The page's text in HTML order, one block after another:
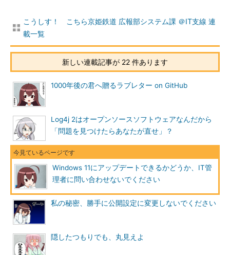
さて、TPMには物理的なチップの他に、CPUのファームウェ
アに実装された「fTPM」（Firmware TPM）があります。
自分のPCにはTPMが搭載されていないと思っていても、実は
UEFI（BIOS）の設定でTPM（fTPM）が無効になっている場合が
あります。設定を有効にするとTPMが使えるようになるかもしれ
ません。
「Windows 11のインストール不可」と判定されてしまった方
は、試してもよいでしょう。
ただし、UEFI（BIOS）の設定変更は、最悪起動不可能になる
危険があります。必ず事前にデータのバックアップを行うように
しましょう。
確認ツールの怪
Windows 11が発表された際、Microsoftはインストールできる
かどうかを確認する「PC 正常性チェックツール」を公開しまし
た。これが不評を招き、あっという間に一時公開停止となりまし
た。
こうしす！ こちら京姫鉄道 広報部システム課 ＠IT支線 連
載一覧
新しい連載記事が 22 件あります
1000年後の君へ贈るラブレター on GitHub
Log4j 2はオープンソースソフトウェアなんだから
「問題を見つけたらあなたが直せ」？
Windows 11にアップデートできるかどうか、IT管
理者に問い合わせないでください
私の秘密、勝手に公開設定に変更しないでください
隠したつもりでも、丸見えよ